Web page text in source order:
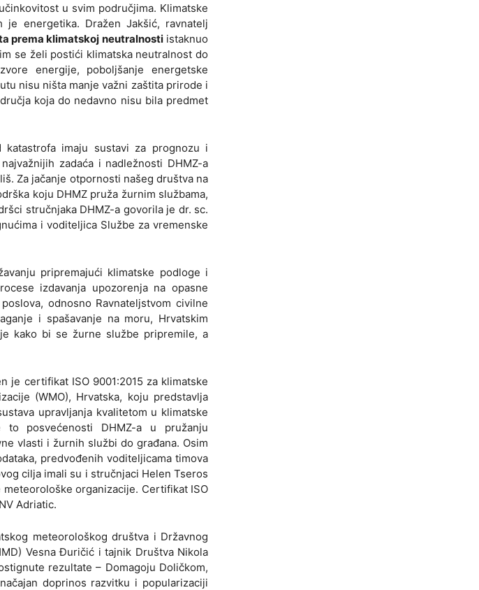
u svim područjima. Klimatske
energetika. Dražen Jakšić, ravnatelj
prema klimatskoj neutralnostiistaknuo
se želi postići klimatska neutralnost do
energije, poboljšanje energetske
nisu ništa manje važni zaštita prirode i
koja do nedavno nisu bila predmet
imaju sustavi za prognozu i
zadaća i nadležnosti DHMZ-a
Za jačanje otpornosti našeg društva na
koju DHMZ pruža žurnim službama,
stručnjaka DHMZ-a govorila je dr. sc.
i voditeljica Službe za vremenske
pripremajući klimatske podloge i
izdavanja upozorenja na opasne
odnosno Ravnateljstvom civilne
i spašavanje na moru, Hrvatskim
kako bi se žurne službe pripremile, a
je certifikat ISO 9001:2015 za klimatske
(WMO), Hrvatska, koju predstavlja
upravljanja kvalitetom u klimatske
posvećenosti DHMZ-a u pružanju
vlasti i žurnih službi do građana. Osim
predvođenih voditeljicama timova
cilja imali su i stručnjaci Helen Tseros
organizacije. Certifikat ISO
Adriatic.
meteorološkog društva i Državnog
Vesna Đuričić i tajnik Društva Nikola
rezultate – Domagoju Doličkom,
doprinos razvitku i popularizaciji